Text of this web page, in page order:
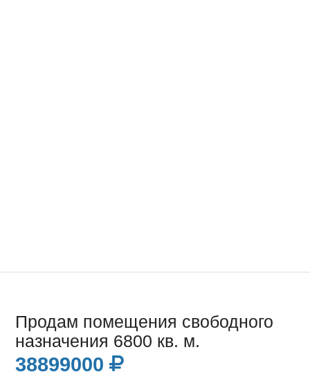
Продам помещения свободного
назначения 6800 кв. м.
38899000